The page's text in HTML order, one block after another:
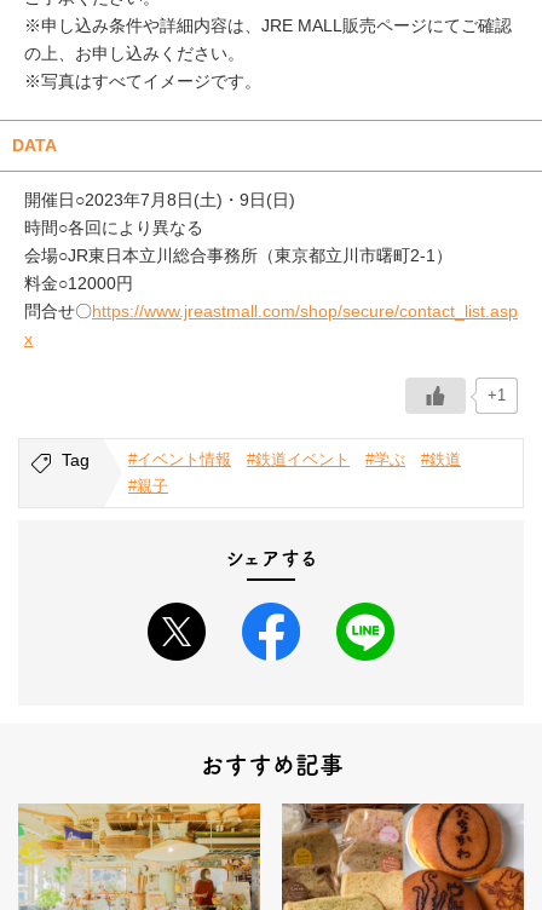
※申し込み条件や詳細内容は、JRE MALL販売ページにてご確認
の上、お申し込みください。
※写真はすべてイメージです。
DATA
開催日○2023年7月8日(土)・9日(日)
時間○各回により異なる
会場○JR東日本立川総合事務所（東京都立川市曙町2-1）
料金○12000円
問合せ〇https://www.jreastmall.com/shop/secure/contact_list.asp
x
+1
Tag #イベント情報 #鉄道イベント #学ぶ
#鉄道
#親子
シェアする
おすすめ記事